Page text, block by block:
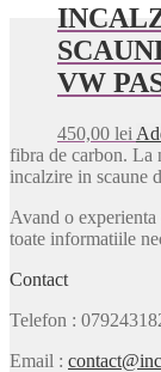
VW
450,00 lei
fibra de carbon. La
incalzire in scaune
Avand o
toate informatiile
Contact
Telefon :
Email :